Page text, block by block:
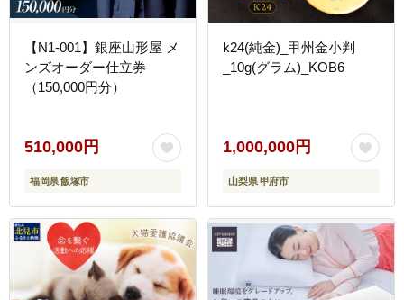
【N1-001】銀座山形屋 メ
ンズオーダー仕立券
（150,000円分）
510,000円
福岡県 飯塚市
k24(純金)_甲州金小判
_10g(グラム)_KOB6
1,000,000円
山梨県 甲府市